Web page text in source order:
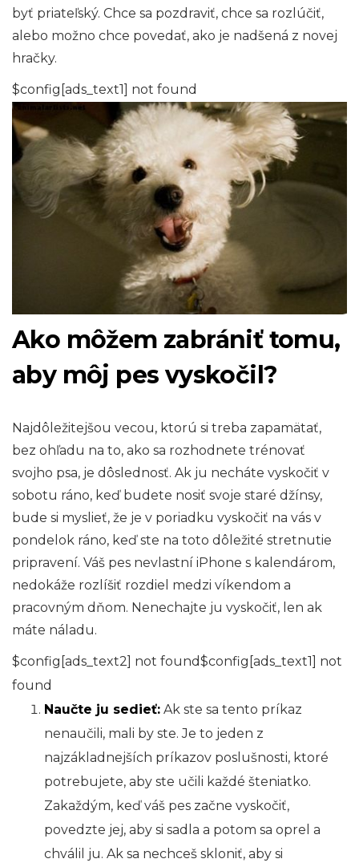
byť priateľský. Chce sa pozdraviť, chce sa rozlúčiť,
alebo možno chce povedať, ako je nadšená z novej
hračky.
$config[ads_text1] not found
Ako môžem zabrániť tomu,
aby môj pes vyskočil?
Najdôležitejšou vecou, ​​ktorú si treba zapamätať,
bez ohľadu na to, ako sa rozhodnete trénovať
svojho psa, je dôslednosť. Ak ju necháte vyskočiť v
sobotu ráno, keď budete nosiť svoje staré džínsy,
bude si myslieť, že je v poriadku vyskočiť na vás v
pondelok ráno, keď ste na toto dôležité stretnutie
pripravení. Váš pes nevlastní iPhone s kalendárom,
nedokáže rozlíšiť rozdiel medzi víkendom a
pracovným dňom. Nenechajte ju vyskočiť, len ak
máte náladu.
$config[ads_text2] not found$config[ads_text1] not
found
Naučte ju sedieť: Ak ste sa tento príkaz
nenaučili, mali by ste. Je to jeden z
najzákladnejších príkazov poslušnosti, ktoré
potrebujete, aby ste učili každé šteniatko.
Zakaždým, keď váš pes začne vyskočiť,
povedzte jej, aby si sadla a potom sa oprel a
chválil ju. Ak sa nechceš skloniť, aby si